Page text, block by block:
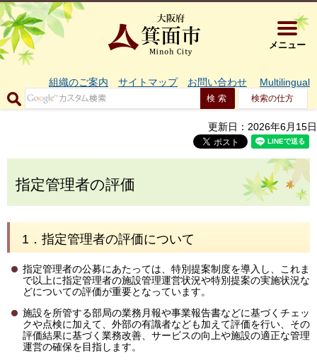
大阪府箕
メニュー
組織のご案内 サイトマップ お問い合わせ Multilingual
検索の仕方
更新日：2026年6月15日
指定管理者の評価
1．指定管理者の評価について
指定管理者の公募にあたっては、特別提案制度を導入し、これま
で以上に指定管理者の施設管理運営状況や特別提案の実施状況な
どについての評価が重要となっています。
施設を所管する部局の業務月報や事業報告書などに基づくチェッ
クや点検に加えて、外部の有識者なども加えて評価を行い、その
評価結果に基づく業務改善、サービスの向上や施設の適正な管理
運営の確保を目指します。